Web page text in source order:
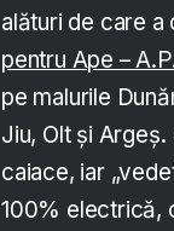
alături de care
pentru Ape –
pe malurile
Jiu, Olt și
caiace, iar
100% electrică,